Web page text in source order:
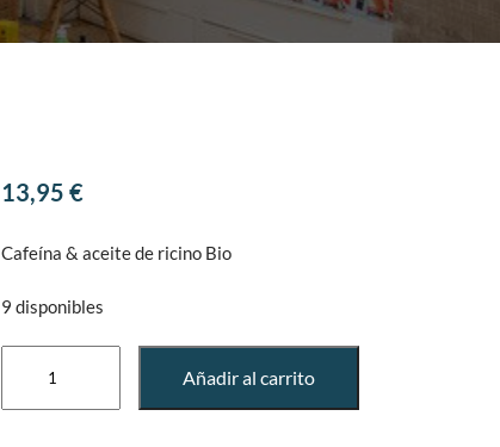
13,95€
Cafeína & aceite de ricino Bio
9 disponibles
Añadir al carrito